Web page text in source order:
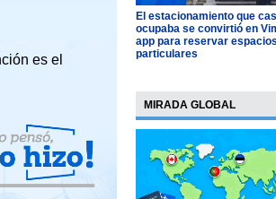
es el
El estacionamiento que
ocupaba se convirtió en
app para reservar
particulares
MIRADA GLOBAL